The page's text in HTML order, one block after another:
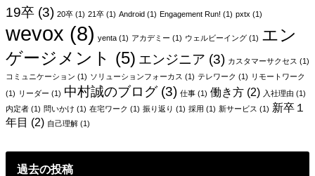
ー
シ
ョ
ン
19卒 (3) 20卒 (1) 21卒 (1) Android (1) Engagement Run! (1) pxtx (1)
wevox (8) yenta (1) アカデミー (1) ウェルビーイング (1) エン
ゲージメント (5) エンジニア (3) カスタマーサクセス (1)
コミュニケーション (1) ソリューションフォーカス (1) テレワーク (1) リモートワーク
(1) リーダー (1) 中村誠のブログ(3) 仕事 (1) 働き方 (2) 入社理由 (1)
内定者 (1) 問いかけ (1) 在宅ワーク (1) 振り返り (1) 採用 (1) 新サービス (1) 新卒１
年目 (2) 自己理解 (1)
過去の投稿